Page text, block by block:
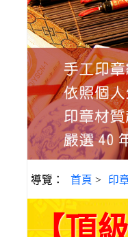
導覽： 首頁 > 印
【頂